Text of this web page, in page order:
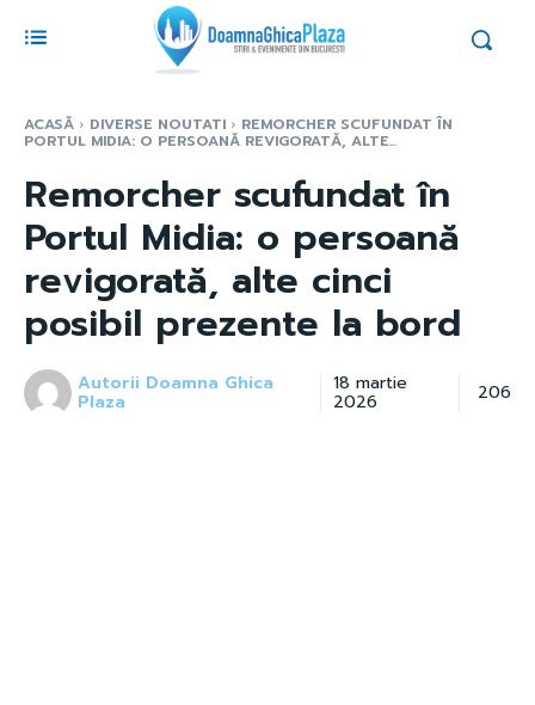
ACASĂ DIVERSE NOUTATI REMORCHER SCUFUNDAT ÎN
PORTUL MIDIA: O PERSOANĂ REVIGORATĂ, ALTE...
Remorcher scufundat în
Portul Midia: o persoană
revigorată, alte cinci
posibil prezente la bord
Autorii Doamna Ghica
Plaza
18 martie
2026 206